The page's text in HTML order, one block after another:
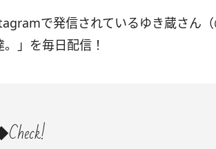
で発信されているゆき蔵さん
。」を毎日配信！